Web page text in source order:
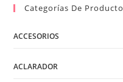
Categorías De Producto
ACCESORIOS
ACLARADOR